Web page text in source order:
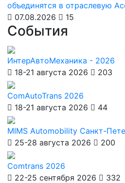
объединятся в отраслевую
07.08.2026
15
События
ИнтерАвтоМеханика - 2026
18-21 августа 2026
203
ComAutoTrans 2026
18-21 августа 2026
44
MIMS Automobility Санкт-
25-28 августа 2026
200
Comtrans 2026
22-25 сентября 2026
332